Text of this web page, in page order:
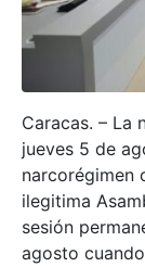
Caracas. – La
jueves 5 de
narcorégimen
ilegitima
sesión
agosto